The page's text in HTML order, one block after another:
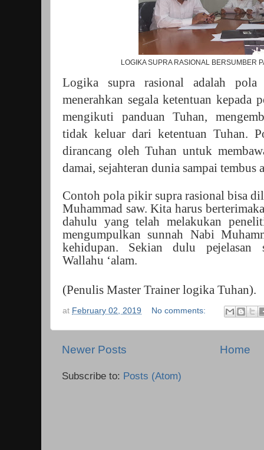
LOGIKA SUPRA RASIONAL BERSUMBER
Logika supra rasional adalah
menerahkan segala ketentuan kepada
mengikuti panduan Tuhan,
tidak keluar dari ketentuan Tuhan.
dirancang oleh Tuhan untuk
damai, sejahteran dunia sampai tembus
Contoh pola pikir supra rasional bisa
Muhammad saw. Kita harus
dahulu yang telah melakukan
mengumpulkan sunnah Nabi
kehidupan. Sekian dulu pejelasan
Wallahu ‘alam.
(Penulis Master Trainer logika Tuhan).
at February 02, 2019 No comments:
Newer Posts Home
Subscribe to: Posts (Atom)